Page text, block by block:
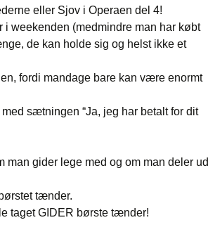
eller Sjov i Operaen del 4!
weekenden (medmindre man har købt
de kan holde sig og helst ikke et
fordi mandage bare kan være enormt
sætningen “Ja, jeg har betalt for dit
gider lege med og om man deler ud
tænder.
taget GIDER børste tænder!